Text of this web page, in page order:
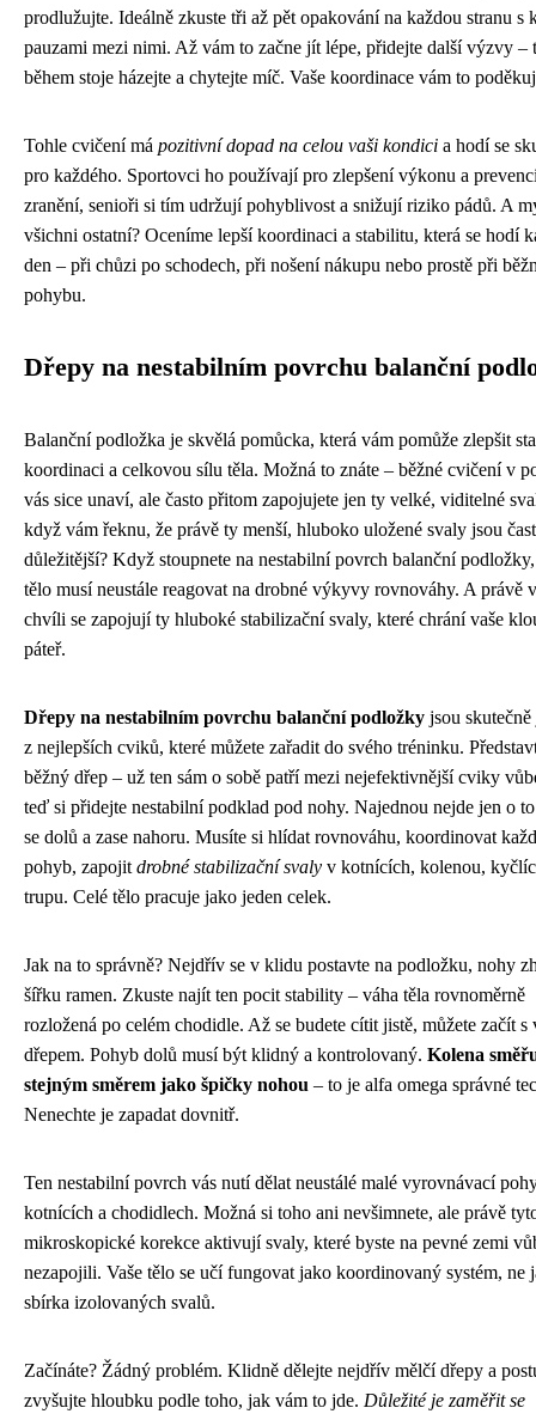
prodlužujte. Ideálně zkuste tři až pět opakování na každou stranu s
pauzami mezi nimi. Až vám to začne jít lépe, přidejte další výzvy –
během stoje házejte a chytejte míč. Vaše koordinace vám to
Tohle cvičení má pozitivní dopad na celou vaši kondici a hodí se
pro každého. Sportovci ho používají pro zlepšení výkonu a
zranění, senioři si tím udržují pohyblivost a snižují riziko pádů. A
všichni ostatní? Oceníme lepší koordinaci a stabilitu, která se hodí
den – při chůzi po schodech, při nošení nákupu nebo prostě při
pohybu.
Dřepy na nestabilním povrchu balanční
Balanční podložka je skvělá pomůcka, která vám pomůže zlepšit
koordinaci a celkovou sílu těla. Možná to znáte – běžné cvičení v
vás sice unaví, ale často přitom zapojujete jen ty velké, viditelné
když vám řeknu, že právě ty menší, hluboko uložené svaly jsou
důležitější? Když stoupnete na nestabilní povrch balanční
tělo musí neustále reagovat na drobné výkyvy rovnováhy. A právě
chvíli se zapojují ty hluboké stabilizační svaly, které chrání vaše
páteř.
Dřepy na nestabilním povrchu balanční podložky jsou
z nejlepších cviků, které můžete zařadit do svého tréninku.
běžný dřep – už ten sám o sobě patří mezi nejefektivnější cviky
teď si přidejte nestabilní podklad pod nohy. Najednou nejde jen o to
se dolů a zase nahoru. Musíte si hlídat rovnováhu, koordinovat
pohyb, zapojit drobné stabilizační svaly v kotnících, kolenou,
trupu. Celé tělo pracuje jako jeden celek.
Jak na to správně? Nejdřív se v klidu postavte na podložku, nohy
šířku ramen. Zkuste najít ten pocit stability – váha těla rovnoměrně
rozložená po celém chodidle. Až se budete cítit jistě, můžete začít s
dřepem. Pohyb dolů musí být klidný a kontrolovaný. Kolena
stejným směrem jako špičky nohou – to je alfa omega správné
Nenechte je zapadat dovnitř.
Ten nestabilní povrch vás nutí dělat neustálé malé vyrovnávací
kotnících a chodidlech. Možná si toho ani nevšimnete, ale právě
mikroskopické korekce aktivují svaly, které byste na pevné zemi
nezapojili. Vaše tělo se učí fungovat jako koordinovaný systém, ne
sbírka izolovaných svalů.
Začínáte? Žádný problém. Klidně dělejte nejdřív mělčí dřepy a
zvyšujte hloubku podle toho, jak vám to jde. Důležité je zaměřit se